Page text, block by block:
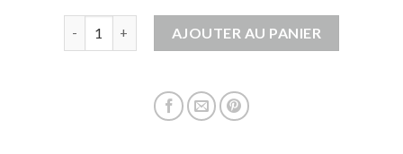
AJOUTER AU PANIER